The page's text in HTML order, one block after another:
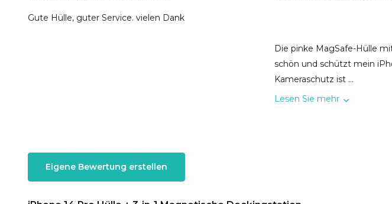
Gute Hülle, guter Service. vielen Dank
Die pinke MagSafe-Hülle
schön und schützt mein
Kameraschutz ist ...
Lesen Sie mehr
Eigene Bewertung erstellen